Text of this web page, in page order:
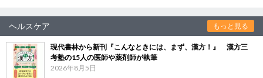
ヘルスケア もっと見る
現代書林から新刊『こんなときには、まず、漢方！』 漢方三
考塾の15人の医師や薬剤師が執筆
2026年8月5日